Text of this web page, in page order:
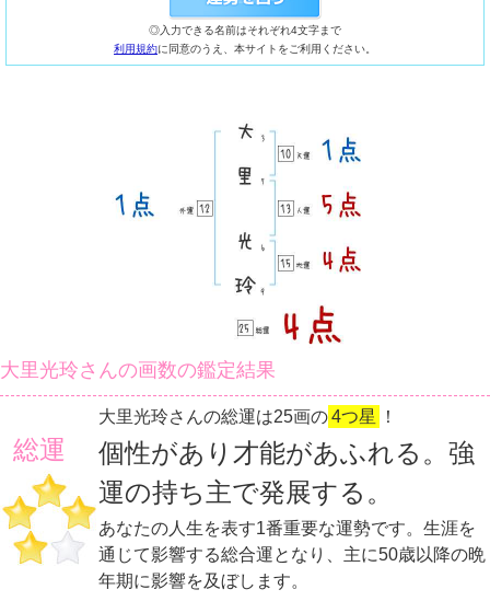
◎入力できる名前はそれぞれ4文字まで
利用規約に同意のうえ、本サイトをご利用ください。
大里光玲さんの画数の鑑定結果
総運
大里光玲さんの総運は25画の4つ星 ！
個性があり才能があふれる。強
運の持ち主で発展する。
あなたの人生を表す1番重要な運勢です。生涯を
通じて影響する総合運となり、主に50歳以降の晩
年期に影響を及ぼします。